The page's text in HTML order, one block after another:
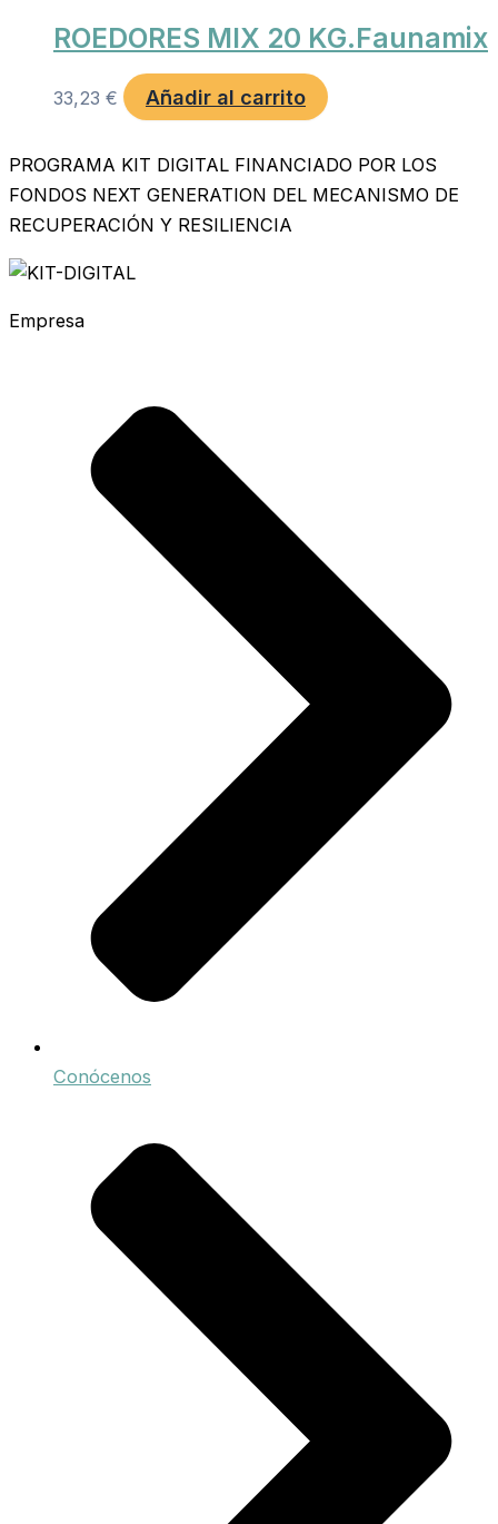
ROEDORES MIX 20 KG.Faunamix
33,23 € Añadir al carrito
PROGRAMA KIT DIGITAL FINANCIADO POR LOS
FONDOS NEXT GENERATION DEL MECANISMO DE
RECUPERACIÓN Y RESILIENCIA
Empresa
Conócenos